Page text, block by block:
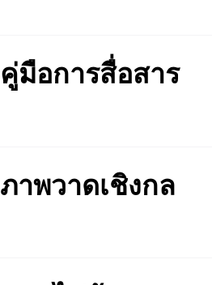
คู่มือการสื่อสาร
ภาพวาดเชิงกล